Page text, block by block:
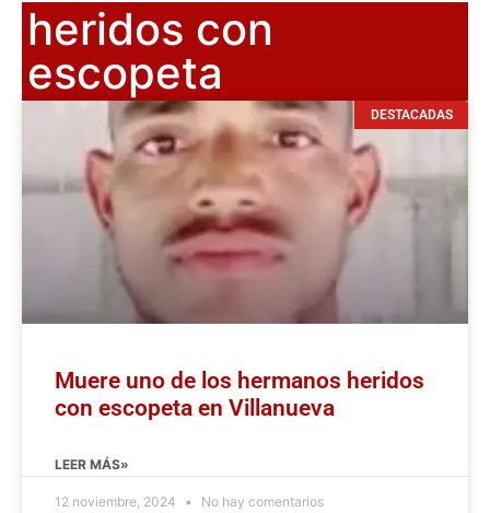
heridos con
escopeta
DESTACADAS
Muere uno de los hermanos heridos
con escopeta en Villanueva
LEER MÁS»
12 noviembre, 2024 No hay comentarios